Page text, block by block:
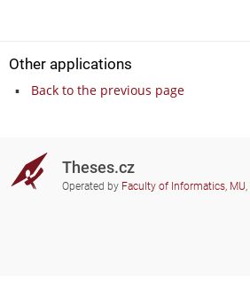
Other applications
Back to the previous page
Theses.cz
Operated by Faculty of Informatics, MU,